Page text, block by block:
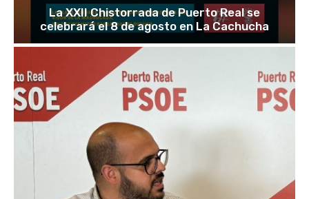
La XXII Chistorrada de Puerto Real se
celebrará el 8 de agosto en La Cachucha